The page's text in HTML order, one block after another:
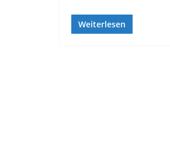
Weiterlesen